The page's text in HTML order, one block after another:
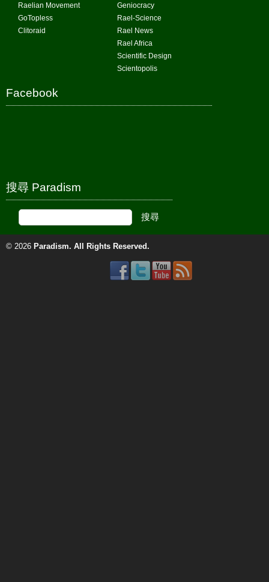
Raelian Movement
GoTopless
Clitoraid
Geniocracy
Rael-Science
Rael News
Rael Africa
Scientific Design
Scientopolis
Facebook
搜尋 Paradism
© 2026 Paradism. All Rights Reserved.